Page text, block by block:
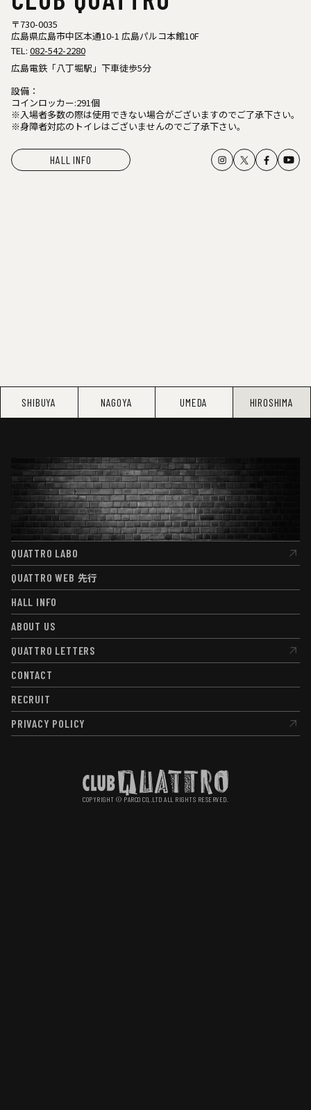
〒730-0035
広島県広島市中区本通10-1 広島パルコ本館10F
TEL: 082-542-2280
広島電鉄「八丁堀駅」下車徒歩5分
設備：
コインロッカー:291個
※入場者多数の際は使用できない場合がございますのでご了承下さい。
※身障者対応のトイレはございませんのでご了承下さい。
HALL INFO
SHIBUYA NAGOYA UMEDA HIROSHIMA
QUATTRO LABO
QUATTRO LABO
QUATTRO WEB 先行
QUATTRO WEB先行
HALL INFO
HALL INFO
ABOUT US
ABOUT US
QUATTRO LETTERS
QUATTRO LETTERS
CONTACT
CONTACT
RECRUIT
RECRUIT
PRIVACY POLICY
PRIVACY POLICY
COPYRIGHT © PARCO CO,.LTD ALL RIGHTS RESERVED.